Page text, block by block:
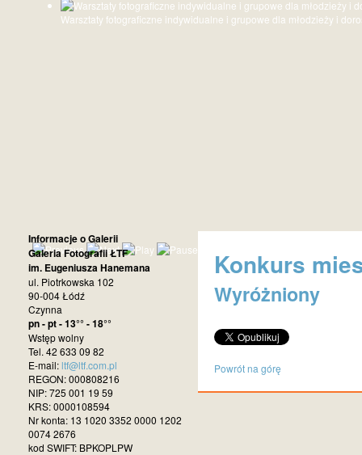
Warsztaty fotograficzne indywidualne i grupowe dla młodzieży i
Konkurs
Wyróżniony
Powrót na górę
Informacje o Galerii
Galeria Fotografii ŁTF
im. Eugeniusza Hanemana
ul. Piotrkowska 102
90-004 Łódź
Czynna
pn - pt - 13°° - 18°°
Wstęp wolny
Tel. 42 633 09 82
E-mail:ltf@ltf.com.pl
REGON: 000808216
NIP: 725 001 19 59
KRS: 0000108594
Nr konta: 13 1020 3352 0000 1202
0074 2676
kod SWIFT: BPKOPLPW